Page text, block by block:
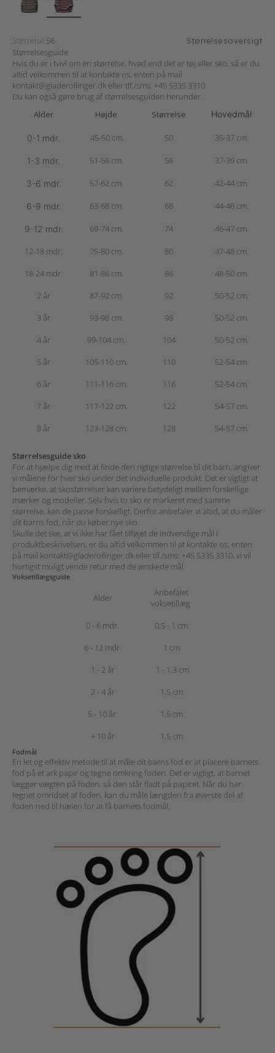
Størrelse:56 Størrelsesoversigt
Størrelsesguide
Hvis du er i tvivl om en størrelse, hvad end det er tøj eller sko, så er du
altid velkommen til at kontakte os, enten på mail
kontakt@gladerollinger.dk eller tlf./sms: +45 5335 3310.
Du kan også gøre brug af størrelsesguiden herunder.
Alder
Højde Størrelse Hovedmål
0-1 mdr. 45-50 cm. 50 35-37 cm.
1-3 mdr. 51-56 cm. 56 37-39 cm.
3-6 mdr. 57-62 cm. 62 42-44 cm.
6-9 mdr. 63-68 cm. 68 44-46 cm.
9-12 mdr. 69-74 cm. 74 46-47 cm.
12-18 mdr. 75-80 cm. 80
47-48 cm.
18-24 mdr.
81-86 cm. 86
48-50 cm.
2 år
87-92 cm. 92
50-52 cm.
3 år
93-98 cm. 98
50-52 cm.
4 år
99-104 cm. 104
50-52 cm.
5 år
105-110 cm. 110
52-54 cm.
6 år
111-116 cm. 116
52-54 cm.
7 år
117-122 cm. 122
54-57 cm.
8 år
123-128 cm. 128 54-57 cm.
Størrelsesguide sko
For at hjælpe dig med at finde den rigtige størrelse til dit barn, angiver
vi målene for hver sko under det individuelle produkt. Det er vigtigt at
bemærke, at skostørrelser kan variere betydeligt mellem forskellige
mærker og modeller. Selv hvis to sko er markeret med samme
størrelse, kan de passe forskelligt. Derfor anbefaler vi altid, at du måler
dit barns fod, når du køber nye sko.
Skulle det ske, at vi ikke har fået tilføjet de indvendige mål i
produktbeskrivelsen, er du altid velkommen til at kontakte os, enten
på mail kontakt@gladerollinger.dk eller tlf./sms: +45 5335 3310, vi vil
hurtigst muligt vende retur med de ønskede mål.
Voksetillægsguide
Alder
Anbefalet
voksetillæg
0 - 6 mdr.
0,5 - 1 cm
6 - 12 mdr.
1 cm
1 - 2 år
1 - 1,3 cm
2 - 4 år
1,5 cm
5 - 10 år
1,5 cm
+ 10 år
1,5 cm
Fodmål
En let og effektiv metode til at måle dit barns fod er at placere barnets
fod på et ark papir og tegne omkring foden. Det er vigtigt, at barnet
lægger vægten på foden, så den står fladt på papiret. Når du har
tegnet omridset af foden, kan du måle længden fra øverste del af
foden ned til hælen for at få barnets fodmål.